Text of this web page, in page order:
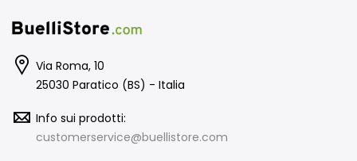
Via Roma, 10
25030 Paratico (BS) - Italia
Info sui prodotti:
customerservice@buellistore.com